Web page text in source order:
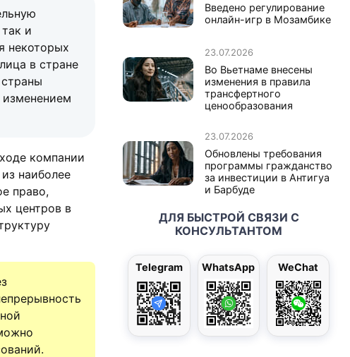
и
некоторых
в стране
компании
наиболее
право,
центров в
Введено регулирование
онлайн-игр в Мозамбике
23.07.2026
Во Вьетнаме внесены
изменения в правила
трансфертного
ценообразования
23.07.2026
Обновлены требования
программы гражданство
за инвестиции в Антигуа
и Барбуде
ДЛЯ БЫСТРОЙ СВЯЗИ С
КОНСУЛЬТАНТОМ
Telegram WhatsApp WeChat